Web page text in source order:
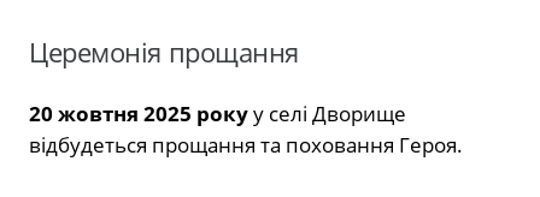
Церемонія прощання
20 жовтня 2025 рокуу селі Дворище
відбудеться прощання та поховання Героя.